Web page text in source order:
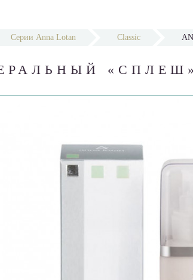
Серии Anna Lotan Classic